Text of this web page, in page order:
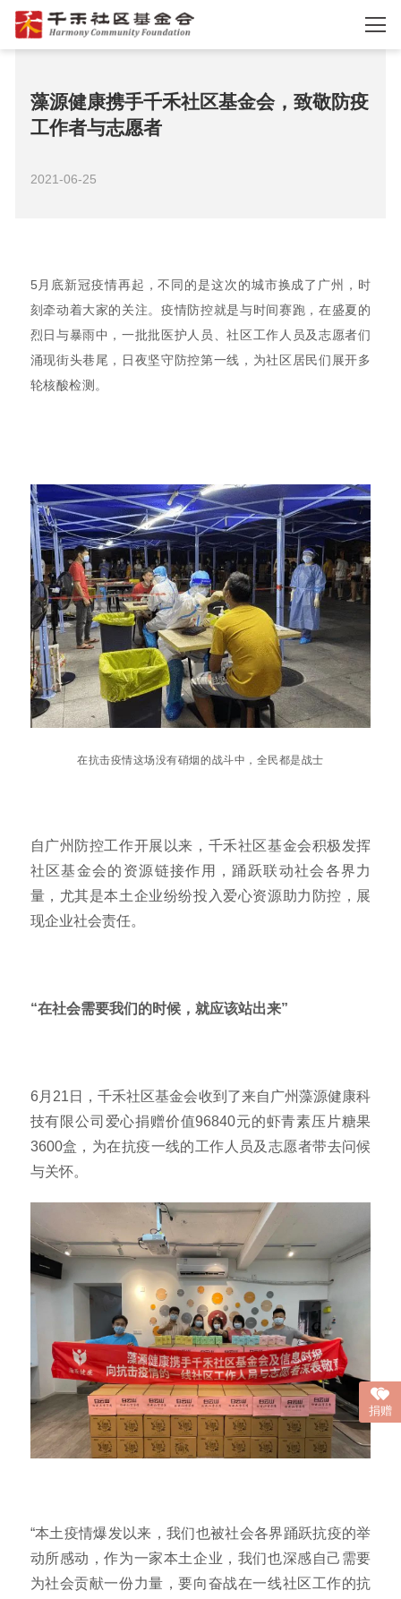
藻源健康携手千禾社区基金会，致敬防疫
工作者与志愿者
2021-06-25
5月底新冠疫情再起，不同的是这次的城市换成了广州，时
刻牵动着大家的关注。疫情防控就是与时间赛跑，在盛夏的
烈日与暴雨中，一批批医护人员、社区工作人员及志愿者们
涌现街头巷尾，日夜坚守防控第一线，为社区居民们展开多
轮核酸检测。
在抗击疫情这场没有硝烟的战斗中，全民都是战士
自广州防控工作开展以来，千禾社区基金会积极发挥
社区基金会的资源链接作用，踊跃联动社会各界力
量，尤其是本土企业纷纷投入爱心资源助力防控，展
现企业社会责任。
“在社会需要我们的时候，就应该站出来”
6月21日，千禾社区基金会收到了来自广州藻源健康科
技有限公司爱心捐赠价值96840元的虾青素压片糖果
3600盒，为在抗疫一线的工作人员及志愿者带去问候
与关怀。
“本土疫情爆发以来，我们也被社会各界踊跃抗疫的举
动所感动，作为一家本土企业，我们也深感自己需要
为社会贡献一份力量，要向奋战在一线社区工作的抗
捐赠